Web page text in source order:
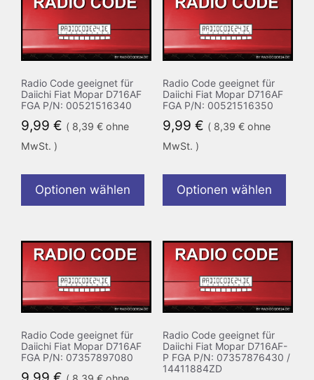
Radio Code geeignet für
Daiichi Fiat Mopar D716AF
FGA P/N: 00521516340
9,99 € ( 8,39 € ohne
MwSt. )
Optionen wählen
Radio Code geeignet für
Daiichi Fiat Mopar D716AF
FGA P/N: 00521516350
9,99 € ( 8,39 €ohne
MwSt. )
Optionen wählen
Radio Code geeignet für
Daiichi Fiat Mopar D716AF
FGA P/N: 07357897080
Radio Code geeignet für
Daiichi Fiat Mopar D716AF-
P FGA P/N: 07357876430 /
14411884ZD